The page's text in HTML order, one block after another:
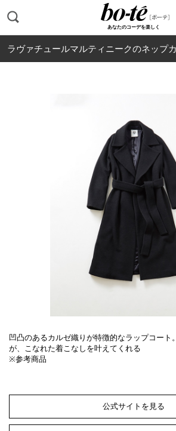
あなたのコーデを楽しく
ラヴァチュールマルティニークのネップ
凹凸のあるカルゼ織りが特徴的なラップコート
が、こなれた着こなしを叶えてくれる
※参考商品
公式サイトを見る